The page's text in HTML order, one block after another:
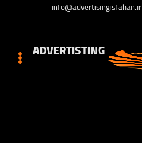
info@advertisingisfahan.ir
ADVERTISTING